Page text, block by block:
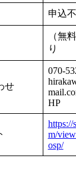
申込
（無
り
せ
070-
HP
https://
m/
osp/